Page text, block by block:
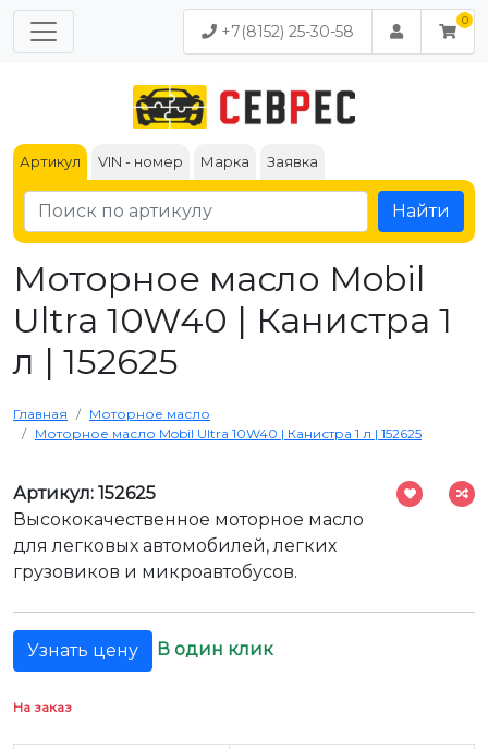
+7(8152) 25-30-58
Артикул VIN - номер Марка Заявка
Найти
Моторное масло ​​​​​​​Mobil
Ultra 10W40 | Канистра 1
л | 152625
Главная
Моторное масло
Моторное масло ​​​​​​​Mobil Ultra 10W40 | Канистра 1 л | 152625
Артикул: 152625
Высококачественное моторное масло
для легковых автомобилей, легких
грузовиков и микроавтобусов.
Узнать цену В один клик
На заказ